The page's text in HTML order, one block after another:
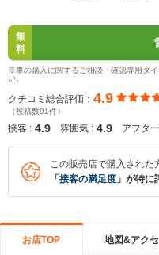
無
料
※車の購入に関するご相談・確認専用ダ
い。
クチコミ総合評価： 4.9
（投稿数91件）
接客 : 4.9 雰囲気 : 4.9 アフタ
この販売店で購入された
「 接客の満足度 」が特に
お店TOP 地図&アク